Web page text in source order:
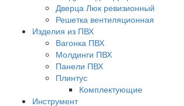
Дверца Люк ревизионный
Решетка вентиляционная
Изделия из ПВХ
Вагонка ПВХ
Молдинги ПВХ
Панели ПВХ
Плинтус
Комплектующие
Инструмент